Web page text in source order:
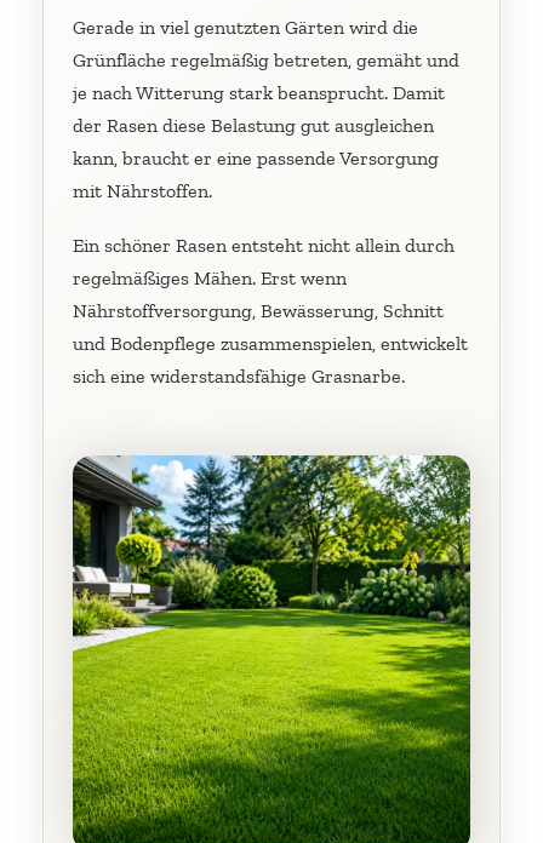
Gerade in viel genutzten Gärten wird die
Grünfläche regelmäßig betreten, gemäht und
je nach Witterung stark beansprucht. Damit
der Rasen diese Belastung gut ausgleichen
kann, braucht er eine passende Versorgung
mit Nährstoffen.
Ein schöner Rasen entsteht nicht allein durch
regelmäßiges Mähen. Erst wenn
Nährstoffversorgung, Bewässerung, Schnitt
und Bodenpflege zusammenspielen, entwickelt
sich eine widerstandsfähige Grasnarbe.